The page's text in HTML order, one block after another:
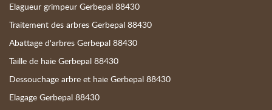
Elagueur grimpeur Gerbepal 88430
Traitement des arbres Gerbepal 88430
Abattage d'arbres Gerbepal 88430
Taille de haie Gerbepal 88430
Dessouchage arbre et haie Gerbepal 88430
Elagage Gerbepal 88430